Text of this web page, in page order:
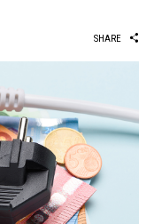
SHARE